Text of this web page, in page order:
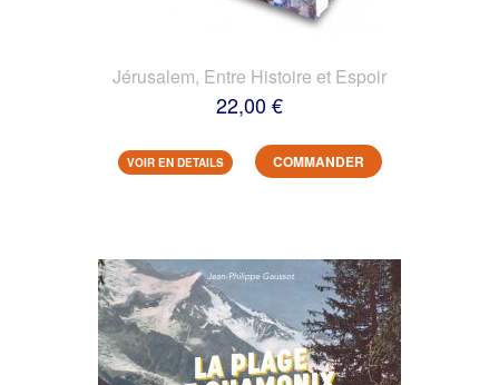
Jérusalem, Entre Histoire et Espoir
22,00 €
VOIR EN DETAILS COMMANDER